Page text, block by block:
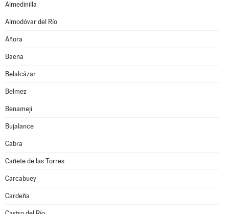
Almedinilla
Almodóvar del Río
Añora
Baena
Belalcázar
Belmez
Benamejí
Bujalance
Cabra
Cañete de las Torres
Carcabuey
Cardeña